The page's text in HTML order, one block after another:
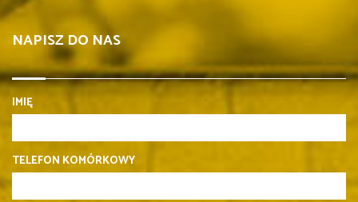
NAPISZ DO NAS
IMIĘ
TELEFON KOMÓRKOWY